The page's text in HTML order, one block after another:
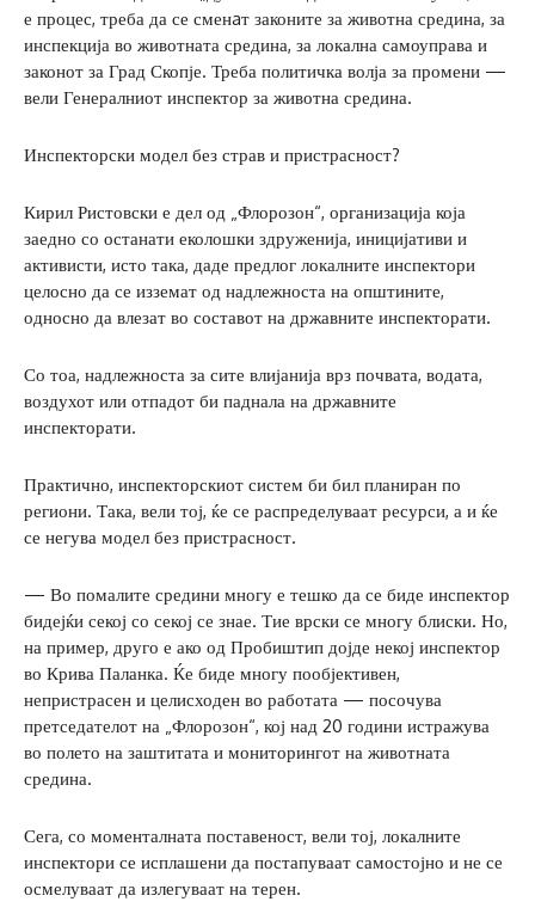
е процес, треба да се сменaт законите за животна средина, за
инспекција во животната средина, за локална самоуправа и
законот за Град Скопје. Треба политичка волја за промени —
вели Генералниот инспектор за животна средина.
Инспекторски модел без страв и пристрасност?
Кирил Ристовски е дел од „Флорозон“, организација која
заедно со останати еколошки здруженија, иницијативи и
активисти, исто така, даде предлог локалните инспектори
целосно да се изземат од надлежноста на општините,
односно да влезат во составот на државните инспекторати.
Со тоа, надлежноста за сите влијанија врз почвата, водата,
воздухот или отпадот би паднала на државните
инспекторати.
Практично, инспекторскиот систем би бил планиран по
региони. Така, вели тој, ќе се распределуваат ресурси, а и ќе
се негува модел без пристрасност.
— Во помалите средини многу е тешко да се биде инспектор
бидејќи секој со секој се знае. Тие врски се многу блиски. Но,
на пример, друго е ако од Пробиштип дојде некој инспектор
во Крива Паланка. Ќе биде многу пообјективен,
непристрасен и целисходен во работата — посочува
претседателот на „Флорозон“, кој над 20 години истражува
во полето на заштитата и мониторингот на животната
средина.
Сега, со моменталната поставеност, вели тој, локалните
инспектори се исплашени да постапуваат самостојно и не се
осмелуваат да излегуваат на терен.